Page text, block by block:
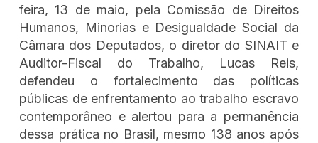
feira, 13 de maio, pela Comissão de Direitos
Humanos, Minorias e Desigualdade Social da
Câmara dos Deputados, o diretor do SINAIT e
Auditor-Fiscal do Trabalho, Lucas Reis,
defendeu o fortalecimento das políticas
públicas de enfrentamento ao trabalho escravo
contemporâneo e alertou para a permanência
dessa prática no Brasil, mesmo 138 anos após